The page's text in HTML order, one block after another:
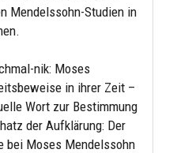
Mendelssohn-Studien in
nik: Moses
in ihrer Zeit –
Wort zur Bestimmung
der Aufklärung: Der
bei Moses Mendelssohn